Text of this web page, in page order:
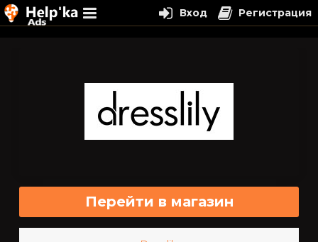
Перейти в магазин
Вход Регистрация